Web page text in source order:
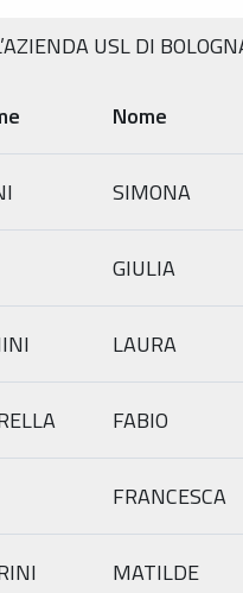
USL DI
Nome
SIMONA
GIULIA
LAURA
FABIO
FRANCESCA
MATILDE